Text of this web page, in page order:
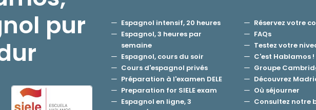
pur
Espagnol intensif, 20 heures
Espagnol, 3 heures par
semaine
Espagnol, cours du soir
Cours d'espagnol privés
Préparation à l'examen DELE
Preparation for SIELE exam
Espagnol en ligne, 3
Réservez votre
FAQs
Testez votre
C'est Hablamos !
Groupe
Découvrez
Où séjourner
Consultez notre